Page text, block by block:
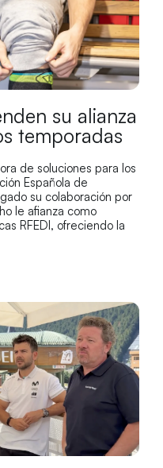
su alianza
temporadas
de soluciones para los
Española de
su colaboración por
le afianza como
RFEDI, ofreciendo la